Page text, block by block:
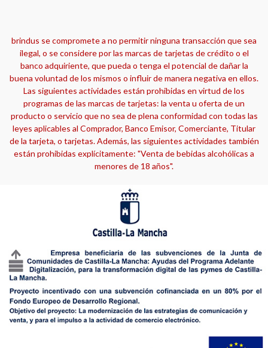
brindus se compromete a no permitir ninguna transacción que sea
ilegal, o se considere por las marcas de tarjetas de crédito o el
banco adquiriente, que pueda o tenga el potencial de dañar la
buena voluntad de los mismos o influir de manera negativa en ellos.
Las siguientes actividades están prohibidas en virtud de los
programas de las marcas de tarjetas: la venta u oferta de un
producto o servicio que no sea de plena conformidad con todas las
leyes aplicables al Comprador, Banco Emisor, Comerciante, Titular
de la tarjeta, o tarjetas. Además, las siguientes actividades también
están prohibidas explícitamente: "Venta de bebidas alcohólicas a
menores de 18 años".